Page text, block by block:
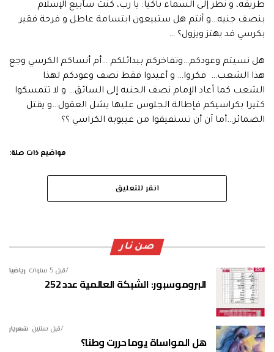
طريقه، و نظر إلى السماء باكيا: يا رب، كنت سأبيع الإسلام
بنصف جنيه…و أنتم هل ستبيعون ابتسامة عاطل و فرحة فقير
بكرسي قد يهتز ويزول؟ …
هل نسيتم وعودكم…وتفاخركم ببدائلكم …أم أنساكم الكرسي وجع
هذا الشعب… فكروا… و أعيدوا فقط نصف وعودكم لهذا
الشعب كما أعاد الإمام نصف الجنيه إلى السائق… و لا تتمسكوا
كثيرا بكراسيكم فإطالة الجلوس عليها يشل العقول…و يقتل
الضمائر…أما آن أن تستفيقوا من غيبوبة الكراسي ؟؟
مواضيع ذات صلة:
انقر للتعليق
صن نار
رياضيا قبل 5 سنوات
البروموسبور: الشبكة العالمية عدد 252
شعريار قبل سنتين
هل المواساة يوما حررت وطنا؟